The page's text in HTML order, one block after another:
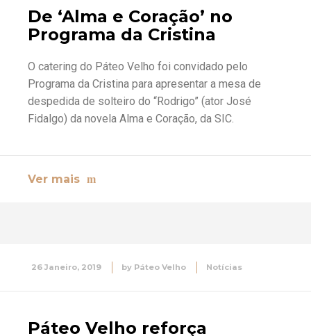
De ‘Alma e Coração’ no
Programa da Cristina
O catering do Páteo Velho foi convidado pelo
Programa da Cristina para apresentar a mesa de
despedida de solteiro do “Rodrigo” (ator José
Fidalgo) da novela Alma e Coração, da SIC.
Ver mais
26 Janeiro, 2019 by Páteo Velho Notícias
Páteo Velho reforça